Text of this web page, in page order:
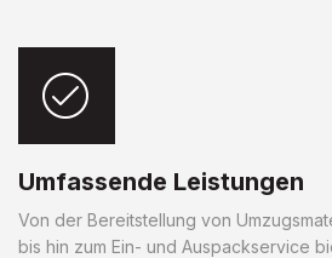
Umfassende Leistungen
Von der Bereitstellung von
bis hin zum Ein- und Auspackservice